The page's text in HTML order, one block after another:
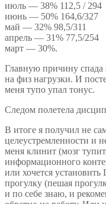
июль — 38% 112,5 / 294
июнь — 50% 164,6/327
май — 32% 98,5/311
апрель — 31% 77,5/254
март — 30%.
Главную причину спада
на физ нагрузки. И
меня тупо упал тонус.
Следом полетела
В итоге я получил не
целеустремленности и
меня клинит (мозг
информационного
или хочется
прогулку (пешая
и по себе знаю, и